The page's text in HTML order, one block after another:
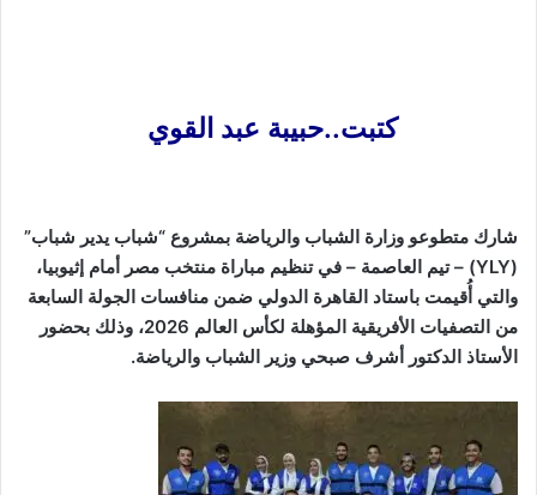
كتبت..حبيبة عبد القوي
شارك متطوعو وزارة الشباب والرياضة بمشروع “شباب يدير شباب”
(YLY) – تيم العاصمة – في تنظيم مباراة منتخب مصر أمام إثيوبيا،
والتي أُقيمت باستاد القاهرة الدولي ضمن منافسات الجولة السابعة
من التصفيات الأفريقية المؤهلة لكأس العالم 2026، وذلك بحضور
الأستاذ الدكتور أشرف صبحي وزير الشباب والرياضة.